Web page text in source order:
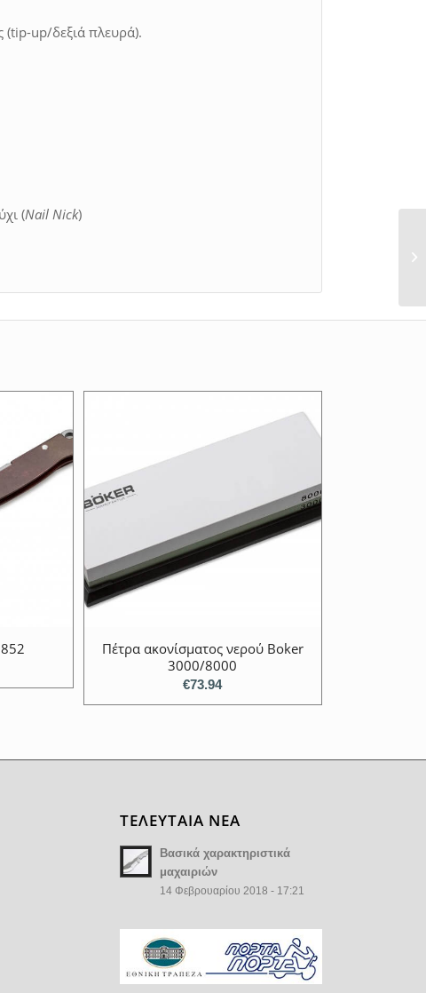
(tip-up/δεξιά πλευρά).
(Nail Nick)
Πέτρα ακονίσματος νερού Boker
3000/8000
€73.94
ΤΕΛΕΥΤΑΙΑ ΝΕΑ
Βασικά χαρακτηριστικά
μαχαιριών
14 Φεβρουαρίου 2018 - 17:21